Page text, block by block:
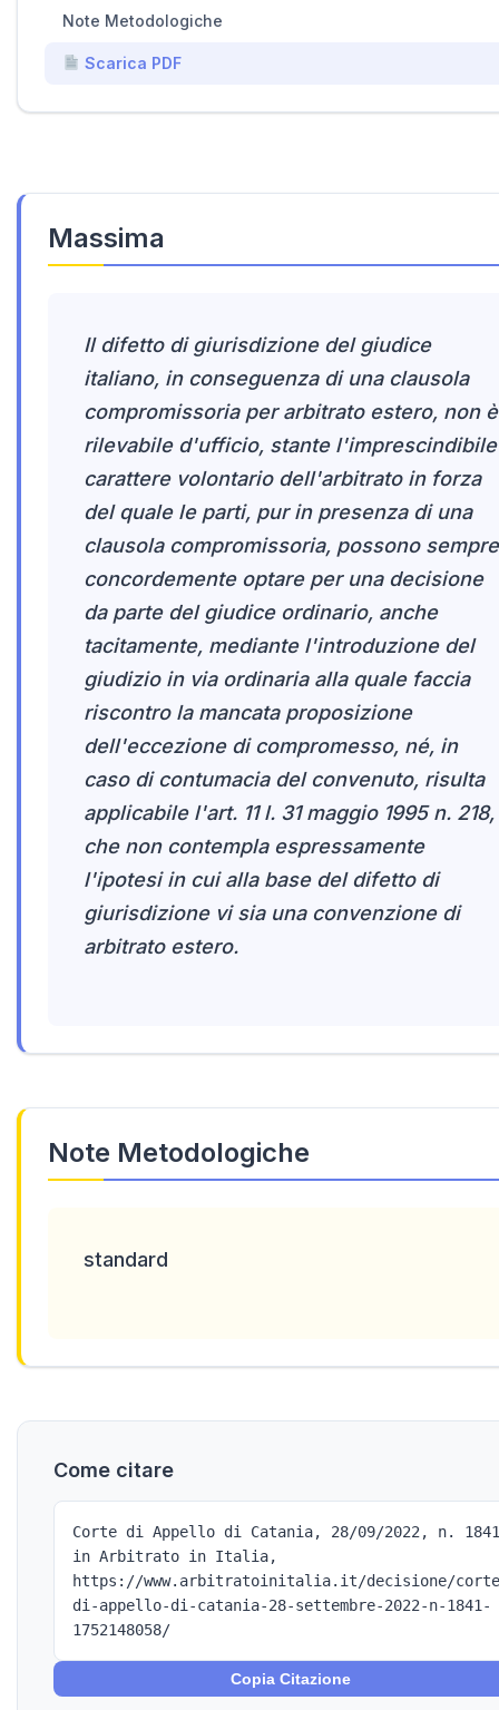
Massima
Il difetto di giurisdizione del giudice
italiano, in conseguenza di una clausola
compromissoria per arbitrato estero, non è
rilevabile d'ufficio, stante l'imprescindibile
carattere volontario dell'arbitrato in forza
del quale le parti, pur in presenza di una
clausola compromissoria, possono sempre
concordemente optare per una decisione
da parte del giudice ordinario, anche
tacitamente, mediante l'introduzione del
giudizio in via ordinaria alla quale faccia
riscontro la mancata proposizione
dell'eccezione di compromesso, né, in
caso di contumacia del convenuto, risulta
applicabile l'art. 11 l. 31 maggio 1995 n. 218,
che non contempla espressamente
l'ipotesi in cui alla base del difetto di
giurisdizione vi sia una convenzione di
arbitrato estero.
Note Metodologiche
standard
Come citare
Corte di Appello di Catania, 28/09/2022, n.
in Arbitrato in Italia,
https://www.arbitratoinitalia.it/decisione/
di-appello-di-catania-28-settembre-2022-n-1841-
1752148058/
Copia Citazione
Note Metodologiche
Scarica PDF